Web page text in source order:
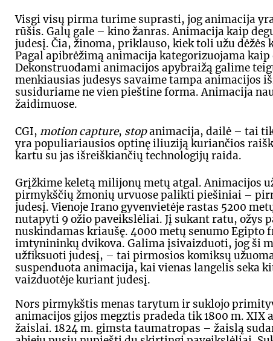
Visgi visų pirma turime suprasti, jog animacija
rūšis. Galų gale – kino žanras. Animacija kaip
judesį. Čia, žinoma, priklauso, kiek toli užu dėžės
Pagal apibrėžimą animacija kategorizuojama
Dekonstruodami animacijos apybraižą galime
menkiausias judesys savaime tampa animacijos
susiduriame ne vien pieštine forma. Animacija
žaidimuose.
CGI, motion capture, stop animacija, dailė – tai
yra populiariausios optinę iliuziją kuriančios
kartu su jas išreiškiančių technologijų raida.
Grįžkime keletą milijonų metų atgal. Animacijos
pirmykščių žmonių urvuose palikti piešiniai –
judesį. Vienoje Irano gyvenvietėje rastas 5200
nutapyti 9 ožio paveikslėliai. Jį sukant ratu, ožys
nuskindamas kriaušę. 4000 metų senumo Egipto
imtynininkų dvikova. Galima įsivaizduoti, jog ši
užfiksuoti judesį, – tai pirmosios komiksų
suspenduota animacija, kai vienas langelis seka
vaizduotėje kuriant judesį.
Nors pirmykštis menas tarytum ir suklojo
animacijos gijos megztis pradeda tik 1800 m.
žaislai. 1824 m. gimsta taumatropas – žaislą